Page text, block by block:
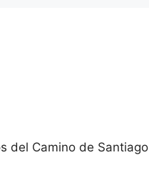
del Camino de Santiago